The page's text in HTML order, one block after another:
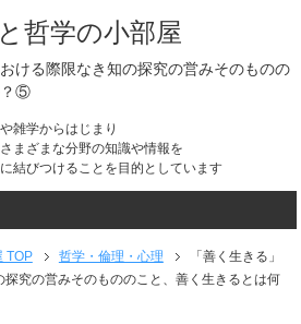
哲学の小部屋
ける際限なき知の探究の営みそのものの
？⑤
雑学からはじまり
まざまな分野の知識や情報を
結びつけることを目的としています
TOP 哲学・倫理・心理
「善く生きる」
探究の営みそのもののこと、善く生きるとは何